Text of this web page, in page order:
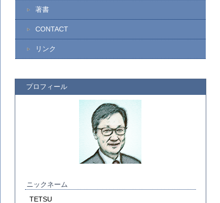
著書
CONTACT
リンク
プロフィール
ニックネーム
TETSU